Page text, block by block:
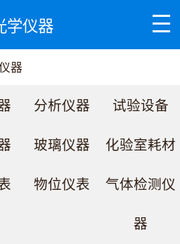
学仪器
器
分析仪器
试验设备
玻璃仪器
化验室耗材
物位仪表
气体检测仪
器